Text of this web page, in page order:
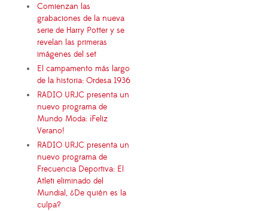
Comienzan las
grabaciones de la nueva
serie de Harry Potter y se
revelan las primeras
imágenes del set
El campamento más largo
de la historia: Ordesa 1936
RADIO URJC presenta un
nuevo programa de
Mundo Moda: ¡Feliz
Verano!
RADIO URJC presenta un
nuevo programa de
Frecuencia Deportiva: El
Atleti eliminado del
Mundial, ¿De quién es la
culpa?